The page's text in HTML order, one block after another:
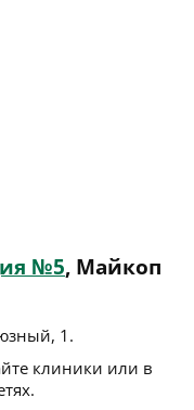
№5, Майкоп
1 .
клиники или в